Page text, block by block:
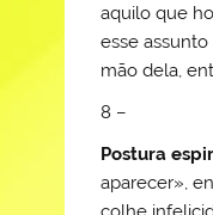
aquilo que
esse
mão dela,
8 –
Postura
aparecer»,